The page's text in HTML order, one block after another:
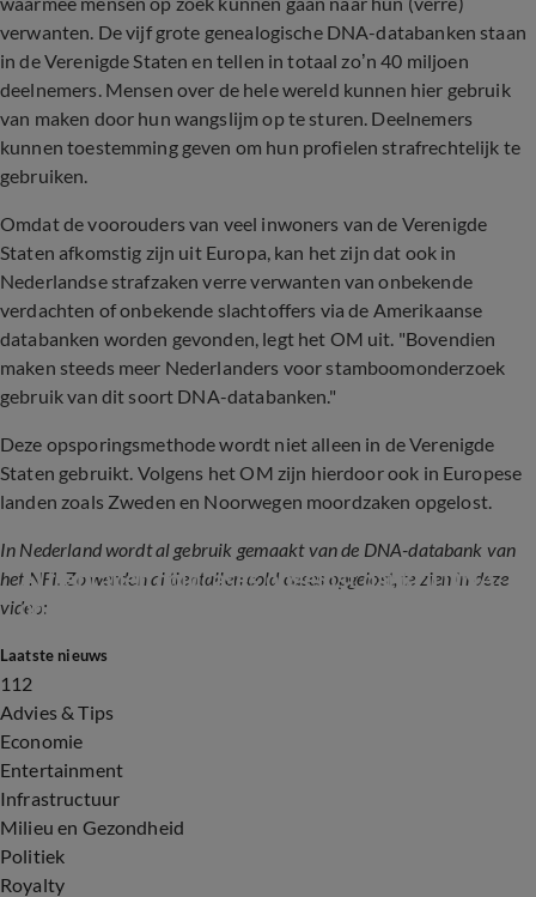
verwanten. De vijf grote genealogische DNA-databanken staan
in de Verenigde Staten en tellen in totaal zo’n 40 miljoen
deelnemers. Mensen over de hele wereld kunnen hier gebruik
van maken door hun wangslijm op te sturen. Deelnemers
kunnen toestemming geven om hun profielen strafrechtelijk te
gebruiken.
Omdat de voorouders van veel inwoners van de Verenigde
Staten afkomstig zijn uit Europa, kan het zijn dat ook in
Nederlandse strafzaken verre verwanten van onbekende
verdachten of onbekende slachtoffers via de Amerikaanse
databanken worden gevonden, legt het OM uit. "Bovendien
maken steeds meer Nederlanders voor stamboomonderzoek
gebruik van dit soort DNA-databanken."
Deze opsporingsmethode wordt niet alleen in de Verenigde
Staten gebruikt. Volgens het OM zijn hierdoor ook in Europese
landen zoals Zweden en Noorwegen moordzaken opgelost.
In Nederland wordt al gebruik gemaakt van de DNA-databank van
het NFI. Zo werden al tientallen cold cases opgelost, te zien in deze
video:
2:02
Al tientallen coldcases opgelost dankzij DNA-
onderzoek
Laatste nieuws
112
Advies & Tips
Economie
Entertainment
Infrastructuur
Milieu en Gezondheid
Politiek
Royalty